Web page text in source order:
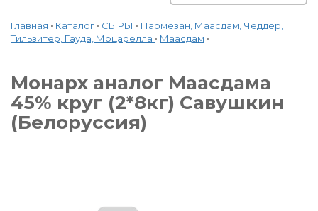
Главная • Каталог • СЫРЫ • Пармезан, Маасдам, Чеддер,
Тильзитер, Гауда, Моцарелла • Маасдам •
Монарх аналог Маасдама
45% круг (2*8кг) Савушкин
(Белоруссия)